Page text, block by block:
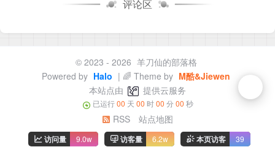
评论区
© 2023 - 2026 羊刀仙的部落格
Powered by Halo | 🌈 Theme by M酷&Jiewen
本站点由
提供云服务
已运行00 天 00 时00 分 00 秒
RSS 站点地图
访问量 9.0w 访客量 6.2w 本页访客 39